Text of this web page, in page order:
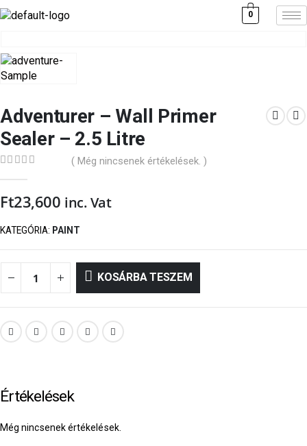
0
Adventurer – Wall Primer
Sealer – 2.5 Litre
( Még nincsenek értékelések. )
Ft23,600 inc. Vat
KATEGÓRIA: PAINT
KOSÁRBA TESZEM
Értékelések
Még nincsenek értékelések.